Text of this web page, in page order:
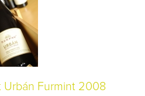
Urbán Furmint 2008